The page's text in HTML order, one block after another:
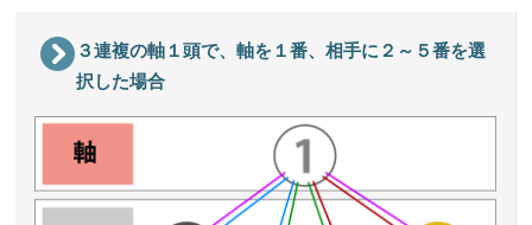
３連複の軸１頭で、軸を１番、相手に２～５番を選
択した場合